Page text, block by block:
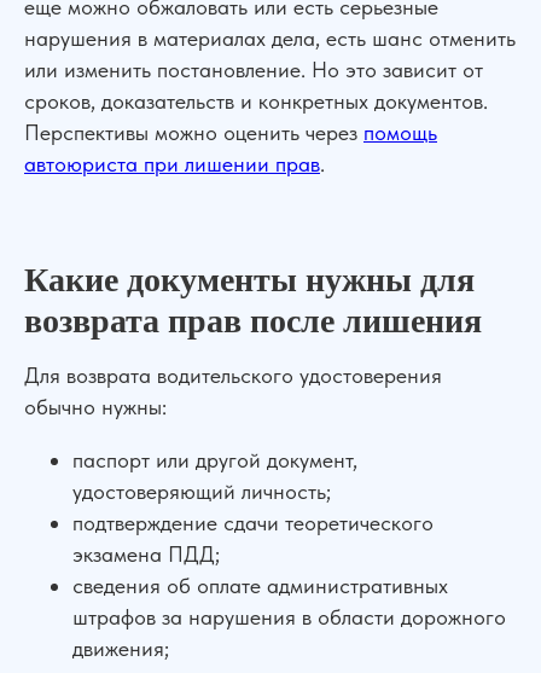
еще можно обжаловать или есть серьезные
нарушения в материалах дела, есть шанс отменить
или изменить постановление. Но это зависит от
сроков, доказательств и конкретных документов.
Перспективы можно оценить через помощь
автоюриста при лишении прав.
Какие документы нужны для
возврата прав после лишения
Для возврата водительского удостоверения
обычно нужны:
паспорт или другой документ,
удостоверяющий личность;
подтверждение сдачи теоретического
экзамена ПДД;
сведения об оплате административных
штрафов за нарушения в области дорожного
движения;